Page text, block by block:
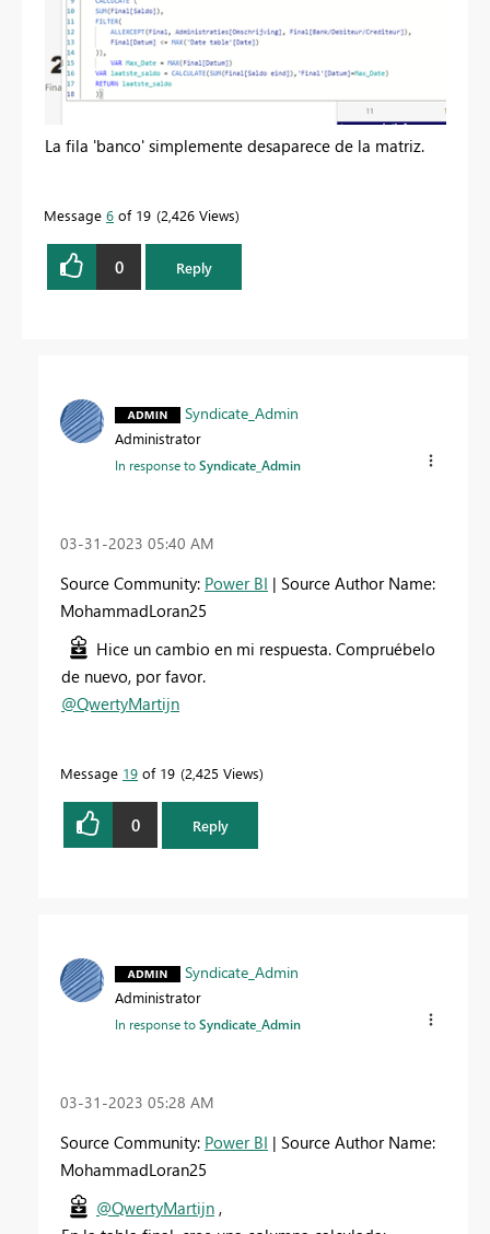
La fila 'banco' simplemente desaparece de la matriz.
Message 6 of 19 2,426 Views
0 Reply
Syndicate_Admin
Administrator
In response toSyndicate_Admin
‎03-31-2023 05:40 AM
Source Community: Power BI | Source Author Name:
MohammadLoran25
Hice un cambio en mi respuesta. Compruébelo
de nuevo, por favor.
@QwertyMartijn
Message 19 of 19 2,425 Views
0 Reply
Syndicate_Admin
Administrator
In response toSyndicate_Admin
‎03-31-2023 05:28 AM
Source Community: Power BI | Source Author Name:
MohammadLoran25
@QwertyMartijn ,